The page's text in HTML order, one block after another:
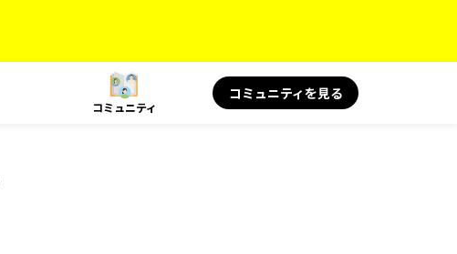
コミュニティ
コミュニティを見る